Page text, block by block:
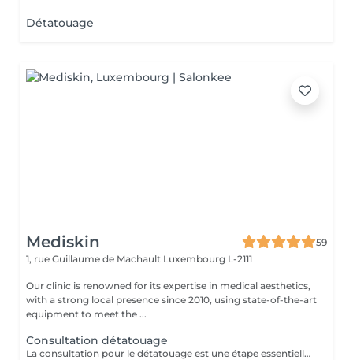
Détatouage
Mediskin
59
1, rue Guillaume de Machault Luxembourg L-2111
Our clinic is renowned for its expertise in medical aesthetics,
with a strong local presence since 2010, using state-of-the-art
equipment to meet the ...
Consultation détatouage
La consultation pour le détatouage est une étape essentielle avant le traitement. Elle permet d'évaluer la taille, les couleurs et la profondeur du tatouage, ainsi que le type de peau du patient. Le professionnel explique le déroulement du traitement, le nombre de séances nécessaires et les éventuels effets secondaires. C'est aussi le moment pour poser toutes vos questions et discuter des attentes en termes de résultats